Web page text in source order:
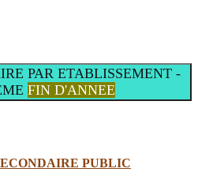
PAR ETABLISSEMENT -
FIN D'ANNEE
PUBLIC